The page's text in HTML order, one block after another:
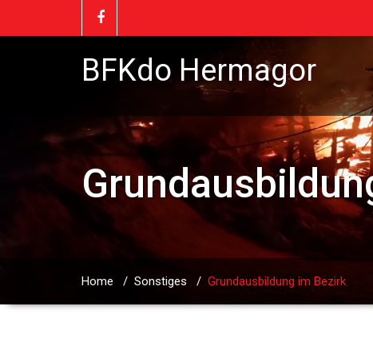
BFKdo Hermagor
Home / Sonstiges / Grundausbildung im Bezirk